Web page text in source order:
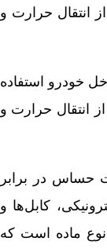
انتقال حرارت و
خودرو استفاده
انتقال حرارت و
حساس در برابر
کابل‌ها و
ماده است که